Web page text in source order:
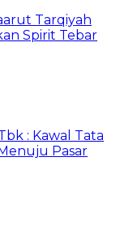
Tarqiyah
Spirit Tebar
: Kawal Tata
Pasar